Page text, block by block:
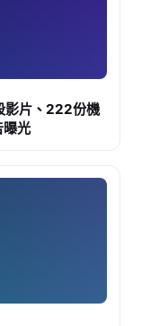
影片、222份機
曝光